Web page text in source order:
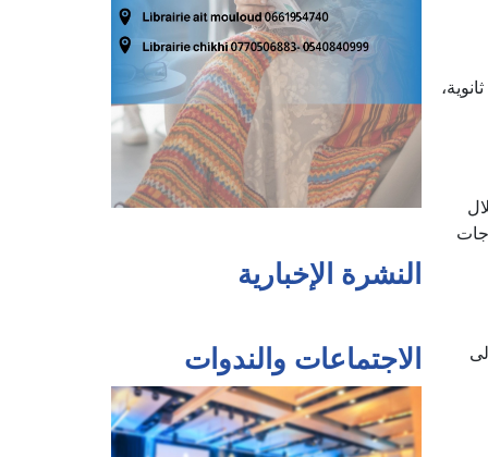
أما فيما يتعلق بالبنية التحتية، سيتم افتتاح 604 مؤسسات جديدة، بما في ذلك 354 مدرسة ابتدائية، و162 متوسطة، و88 ثانوية،
النشرة الإخبارية
الاجتماعات والندوات